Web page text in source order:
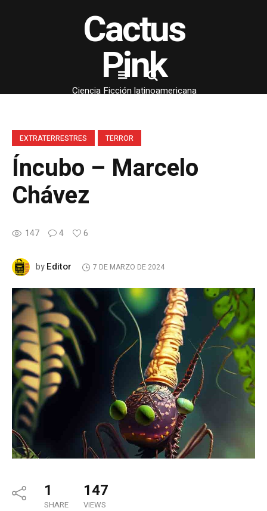
Cactus
Pink
Ciencia Ficción latinoamericana
EXTRATERRESTRES TERROR
Íncubo – Marcelo
Chávez
147 4 6
byEditor 7 DE MARZO DE 2024
1
SHARE
147
VIEWS